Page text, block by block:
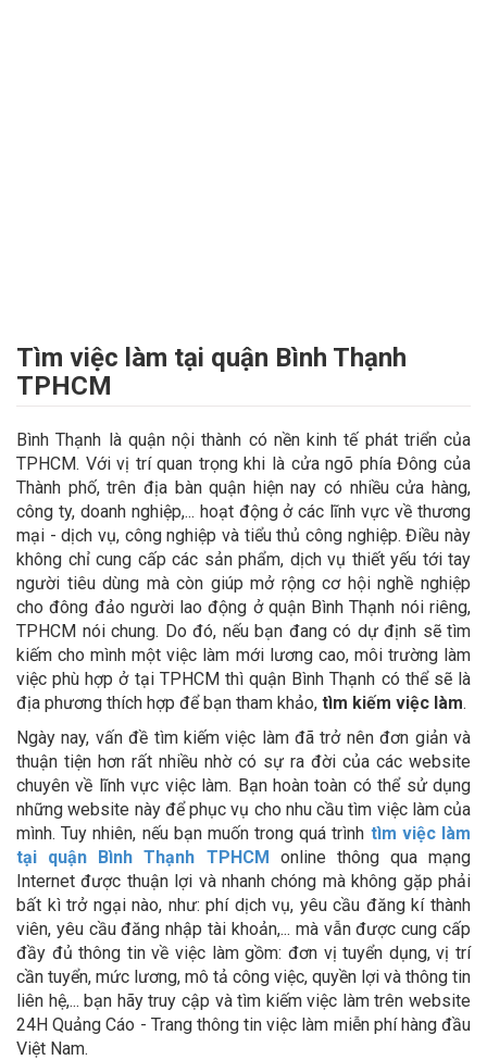
Tìm việc làm tại quận Bình Thạnh
TPHCM
Bình Thạnh là quận nội thành có nền kinh tế phát triển của
TPHCM. Với vị trí quan trọng khi là cửa ngõ phía Đông của
Thành phố, trên địa bàn quận hiện nay có nhiều cửa hàng,
công ty, doanh nghiệp,... hoạt động ở các lĩnh vực về thương
mại - dịch vụ, công nghiệp và tiểu thủ công nghiệp. Điều này
không chỉ cung cấp các sản phẩm, dịch vụ thiết yếu tới tay
người tiêu dùng mà còn giúp mở rộng cơ hội nghề nghiệp
cho đông đảo người lao động ở quận Bình Thạnh nói riêng,
TPHCM nói chung. Do đó, nếu bạn đang có dự định sẽ tìm
kiếm cho mình một việc làm mới lương cao, môi trường làm
việc phù hợp ở tại TPHCM thì quận Bình Thạnh có thể sẽ là
địa phương thích hợp để bạn tham khảo, tìm kiếm việc làm.
Ngày nay, vấn đề tìm kiếm việc làm đã trở nên đơn giản và
thuận tiện hơn rất nhiều nhờ có sự ra đời của các website
chuyên về lĩnh vực việc làm. Bạn hoàn toàn có thể sử dụng
những website này để phục vụ cho nhu cầu tìm việc làm của
mình. Tuy nhiên, nếu bạn muốn trong quá trình tìm việc làm
tại quận Bình Thạnh TPHCM online thông qua mạng
Internet được thuận lợi và nhanh chóng mà không gặp phải
bất kì trở ngại nào, như: phí dịch vụ, yêu cầu đăng kí thành
viên, yêu cầu đăng nhập tài khoản,... mà vẫn được cung cấp
đầy đủ thông tin về việc làm gồm: đơn vị tuyển dụng, vị trí
cần tuyển, mức lương, mô tả công việc, quyền lợi và thông tin
liên hệ,... bạn hãy truy cập và tìm kiếm việc làm trên website
24H Quảng Cáo - Trang thông tin việc làm miễn phí hàng đầu
Việt Nam.